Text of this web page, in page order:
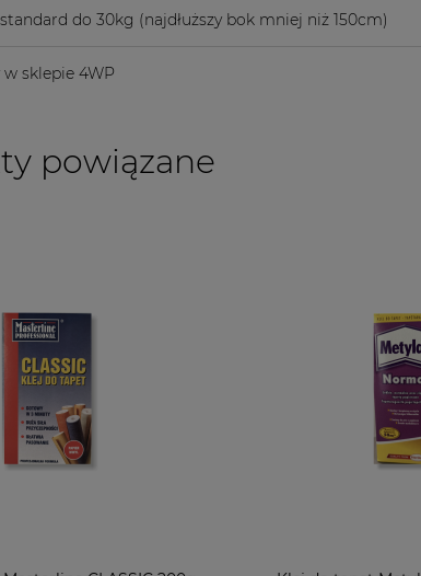
Cena nie zawiera ewentualnych
kosztów płatności
do 30kg (najdłuższy bok mniej niż 150cm)
sklepie 4WP
powiązane